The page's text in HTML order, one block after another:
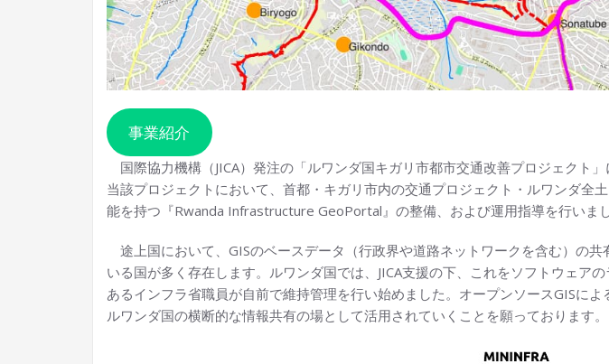
事業紹介
国際協力機構（JICA）発注の「ルワンダ国キガリ市都市交通改善プロジェクト
当該プロジェクトにおいて、首都・キガリ市内の交通プロジェクト・ルワンダ
能を持つ『Rwanda Infrastructure GeoPortal』の整備、および運用指導を行いまし
途上国において、GISのベースデータ（行政界や道路ネットワークを含む）の
いる国が多く存在します。ルワンダ国では、JICA支援の下、これをソフトウェア
あるインフラ省職員が自前で維持管理を行い始めました。オープンソースGISに
ルワンダ国の横断的な情報共有の場として活用されていくことを願っております。